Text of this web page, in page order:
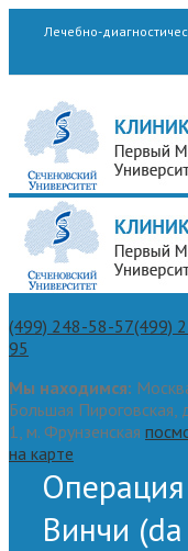
Лечебно-
(499) 248-58-57(499)
95
Мы находимся:
Большая Пироговская,
1, м. Фрунзенская
на карте
Винчи